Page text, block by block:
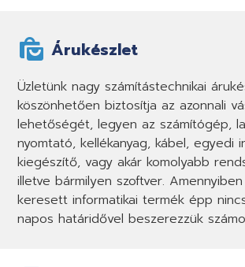
Árukészlet
Üzletünk nagy számítástechnikai
köszönhetően biztosítja az azonnali
lehetőségét, legyen az számítógép,
nyomtató, kellékanyag, kábel, egyedi
kiegészítő, vagy akár komolyabb
illetve bármilyen szoftver.
keresett informatikai termék épp
napos határidővel beszerezzük